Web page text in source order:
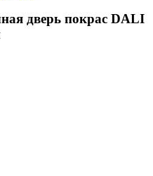
дверь покрас DALI